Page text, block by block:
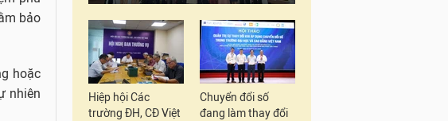
bảo
hoặc
nhiên
Hiệp hội Các
trường ĐH, CĐ Việt
Chuyển đổi số
đang làm thay đổi